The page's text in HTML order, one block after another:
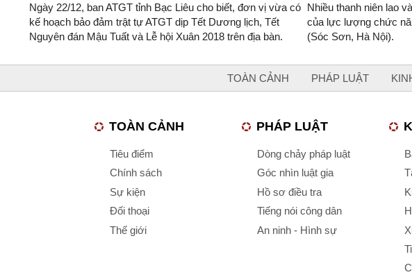
Ngày 22/12, ban ATGT tỉnh Bạc Liêu cho biết, đơn vị vừa có
kế hoạch bảo đảm trật tự ATGT dịp Tết Dương lịch, Tết
Nguyên đán Mậu Tuất và Lễ hội Xuân 2018 trên địa bàn.
Nhiều thanh niên lao
của lực lượng chức
(Sóc Sơn, Hà Nội).
TOÀN CẢNH PHÁP LUẬT
TOÀN CẢNH
Tiêu điểm
Chính sách
Sự kiện
Đối thoại
Thế giới
PHÁP LUẬT
Dòng chảy pháp luật
Góc nhìn luật gia
Hồ sơ điều tra
Tiếng nói công dân
An ninh - Hình sự